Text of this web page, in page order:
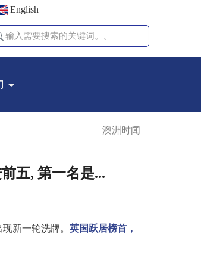
English
澳洲时闻
五, 第一名是...
新一轮洗牌。 英国跃居榜首，